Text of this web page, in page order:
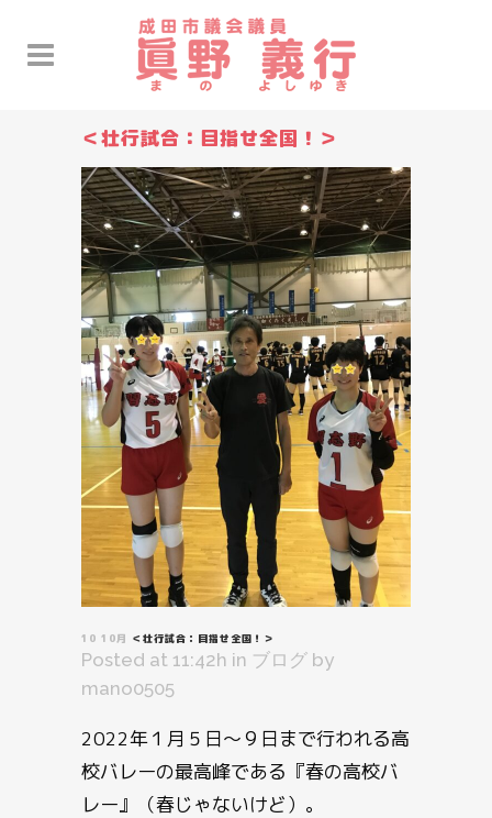
＜壮行試合：目指せ全国！＞
10 10月 ＜壮行試合：目指せ全国！＞
Posted at 11:42h in ブログ by
mano0505
2022年１月５日～９日まで行われる高
校バレーの最高峰である『春の高校バ
レー』（春じゃないけど）。